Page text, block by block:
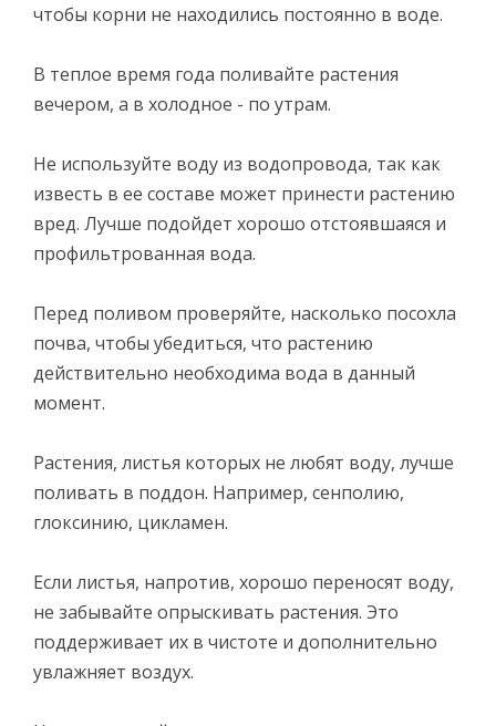
чтобы корни не находились постоянно в воде.
В теплое время года поливайте растения
вечером, а в холодное - по утрам.
Не используйте воду из водопровода, так как
известь в ее составе может принести растению
вред. Лучше подойдет хорошо отстоявшаяся и
профильтрованная вода.
Перед поливом проверяйте, насколько посохла
почва, чтобы убедиться, что растению
действительно необходима вода в данный
момент.
Растения, листья которых не любят воду, лучше
поливать в поддон. Например, сенполию,
глоксинию, цикламен.
Если листья, напротив, хорошо переносят воду,
не забывайте опрыскивать растения. Это
поддерживает их в чистоте и дополнительно
увлажняет воздух.